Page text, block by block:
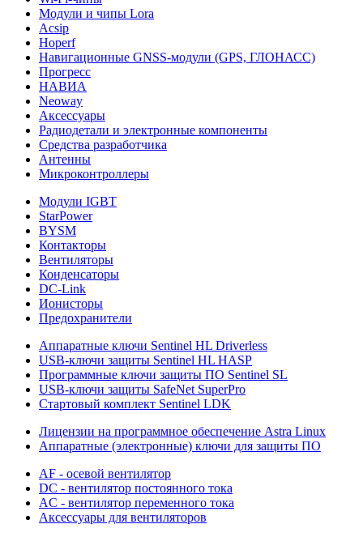
Модули и чипы Lora
Acsip
Hoperf
Навигационные GNSS-модули (GPS, ГЛОНАСС)
Прогресс
НАВИА
Neoway
Аксессуары
Радиодетали и электронные компоненты
Средства разработчика
Антенны
Микроконтроллеры
Модули IGBT
StarPower
BYSM
Контакторы
Вентиляторы
Конденсаторы
DC-Link
Ионисторы
Предохранители
Аппаратные ключи Sentinel HL Driverless
USB-ключи защиты Sentinel HL HASP
Программные ключи защиты ПО Sentinel SL
USB-ключи защиты SafeNet SuperPro
Стартовый комплект Sentinel LDK
Лицензии на программное обеспечение Astra Linux
Аппаратные (электронные) ключи для защиты ПО
AF - осевой вентилятор
DC - вентилятор постоянного тока
AC - вентилятор переменного тока
Аксессуары для вентиляторов